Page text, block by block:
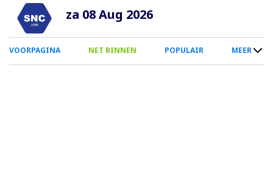
Overslaan
naar
inhoud
za 08 Aug 2026
0
Smartphone
VOORPAGINA NET BINNEN POPULAIR MEER